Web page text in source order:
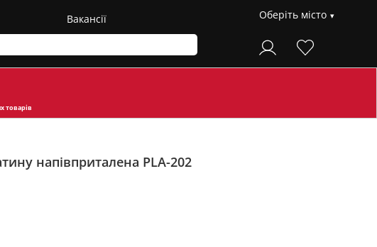
Вакансії Оберіть місто
товарів
напівприталена PLA-202